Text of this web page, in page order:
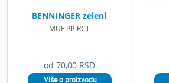
od 70,00 RSD
BENNINGER zeleni
MUF PP-RCT